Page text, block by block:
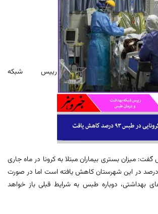
رییس شبکه
میزان بستری بیماران مبتلا به کرونا در ماه جاری
به آبان ماه ۹۳ درصد در این شهرستان کاهش یافته است اما در صورت
بهداشتی، دوباره طبس به شرایط قبلی باز خواهد